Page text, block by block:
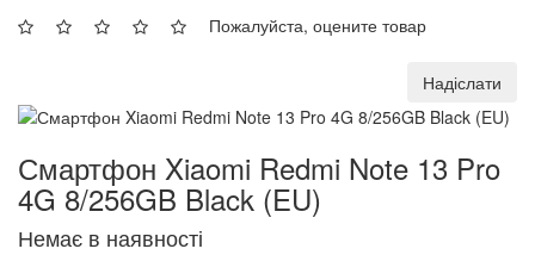
Пожалуйста, оцените товар
Надіслати
Смартфон Xiaomi Redmi Note 13 Pro
4G 8/256GB Black (EU)
Немає в наявності